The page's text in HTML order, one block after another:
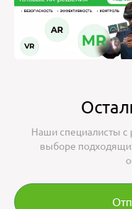
Наши специалисты с
выборе